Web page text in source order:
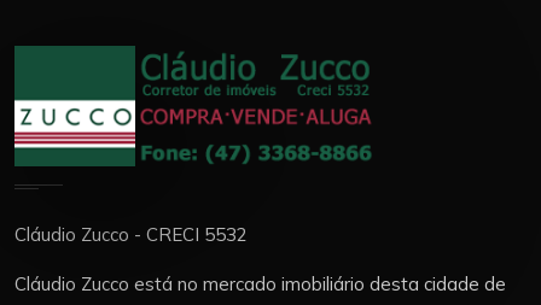
Cláudio Zucco - CRECI 5532
Cláudio Zucco está no mercado imobiliário desta cidade de